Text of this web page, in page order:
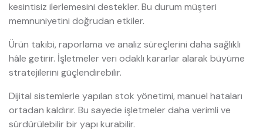
kesintisiz ilerlemesini destekler. Bu durum müşteri
memnuniyetini doğrudan etkiler.
Ürün takibi, raporlama ve analiz süreçlerini daha sağlıklı
hâle getirir. İşletmeler veri odaklı kararlar alarak büyüme
stratejilerini güçlendirebilir.
Dijital sistemlerle yapılan stok yönetimi, manuel hataları
ortadan kaldırır. Bu sayede işletmeler daha verimli ve
sürdürülebilir bir yapı kurabilir.